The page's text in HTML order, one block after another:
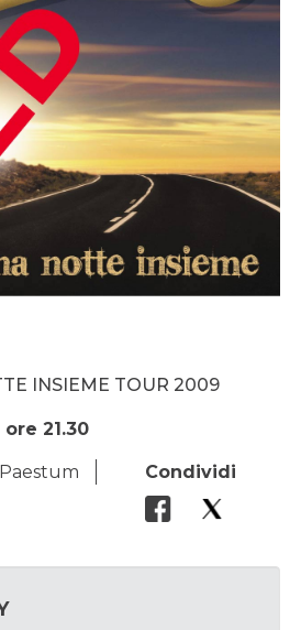
INSIEME TOUR 2009
ore 21.30
Condividi